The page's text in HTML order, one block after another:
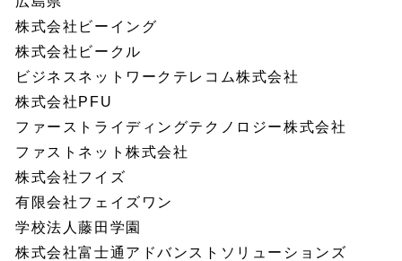
株式会社ビーイング
株式会社ビークル
ビジネスネットワークテレコム株式会社
株式会社PFU
ファーストライディングテクノロジー株式会社
ファストネット株式会社
株式会社フイズ
有限会社フェイズワン
学校法人藤田学園
株式会社富士通アドバンストソリューションズ